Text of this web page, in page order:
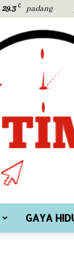
29.3 C padang
GAYA